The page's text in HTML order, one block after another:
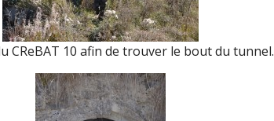
CReBAT 10 afin de trouver le bout du tunnel.